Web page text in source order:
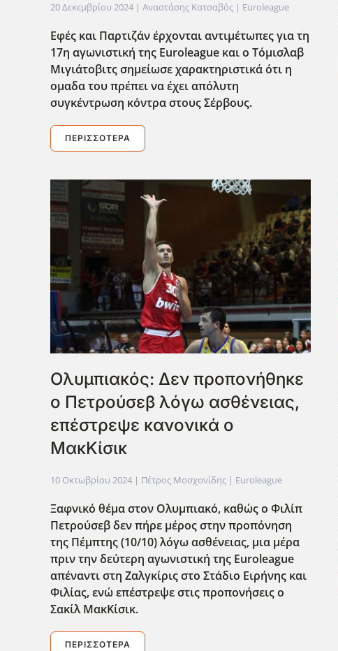
20 Δεκεμβρίου 2024 | Αναστάσης Κατσαβός | Euroleague
Εφές και Παρτιζάν έρχονται αντιμέτωπες για τη
17η αγωνιστική της Euroleague και ο Τόμισλαβ
Μιγιάτοβιτς σημείωσε χαρακτηριστικά ότι η
ομαδα του πρέπει να έχει απόλυτη
συγκέντρωση κόντρα στους Σέρβους.
ΠΕΡΙΣΣΌΤΕΡΑ
Ολυμπιακός: Δεν προπονήθηκε
ο Πετρούσεβ λόγω ασθένειας,
επέστρεψε κανονικά ο
ΜακΚίσικ
10 Οκτωβρίου 2024 | Πέτρος Μοσχονίδης | Euroleague
Ξαφνικό θέμα στον Ολυμπιακό, καθώς ο Φιλίπ
Πετρούσεβ δεν πήρε μέρος στην προπόνηση
της Πέμπτης (10/10) λόγω ασθένειας, μια μέρα
πριν την δεύτερη αγωνιστική της Euroleague
απέναντι στη Ζαλγκίρις στο Στάδιο Ειρήνης και
Φιλίας, ενώ επ΄εστρεψε στις προπονήσεις ο
Σακίλ ΜακΚίσικ.
ΠΕΡΙΣΣΌΤΕΡΑ